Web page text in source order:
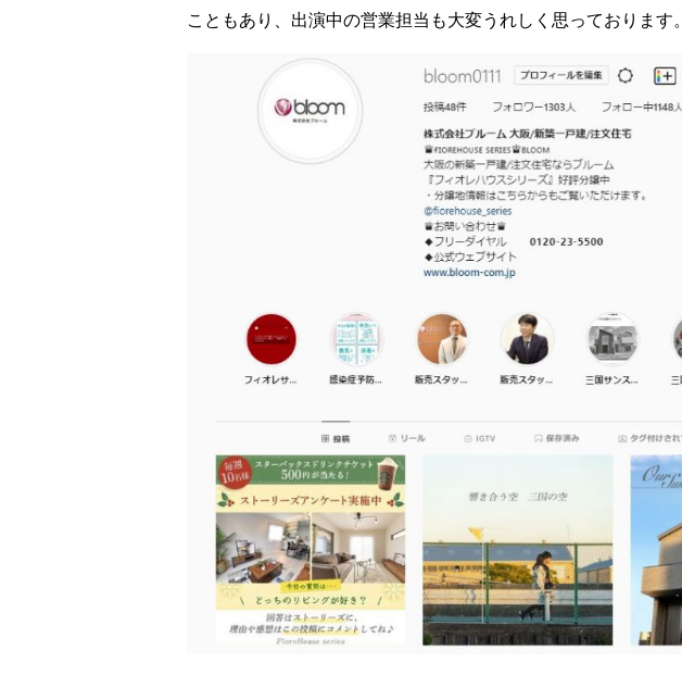
こともあり、出演中の営業担当も大変うれしく思っております。